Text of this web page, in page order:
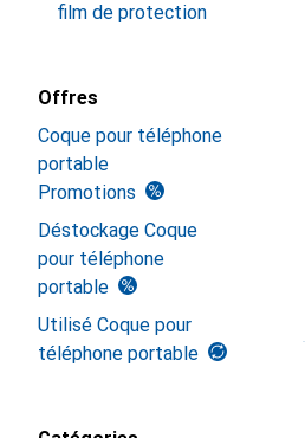
film de protection
Offres
Coque pour téléphone
portable
Promotions
Déstockage Coque
pour téléphone
portable
Utilisé Coque pour
téléphone portable